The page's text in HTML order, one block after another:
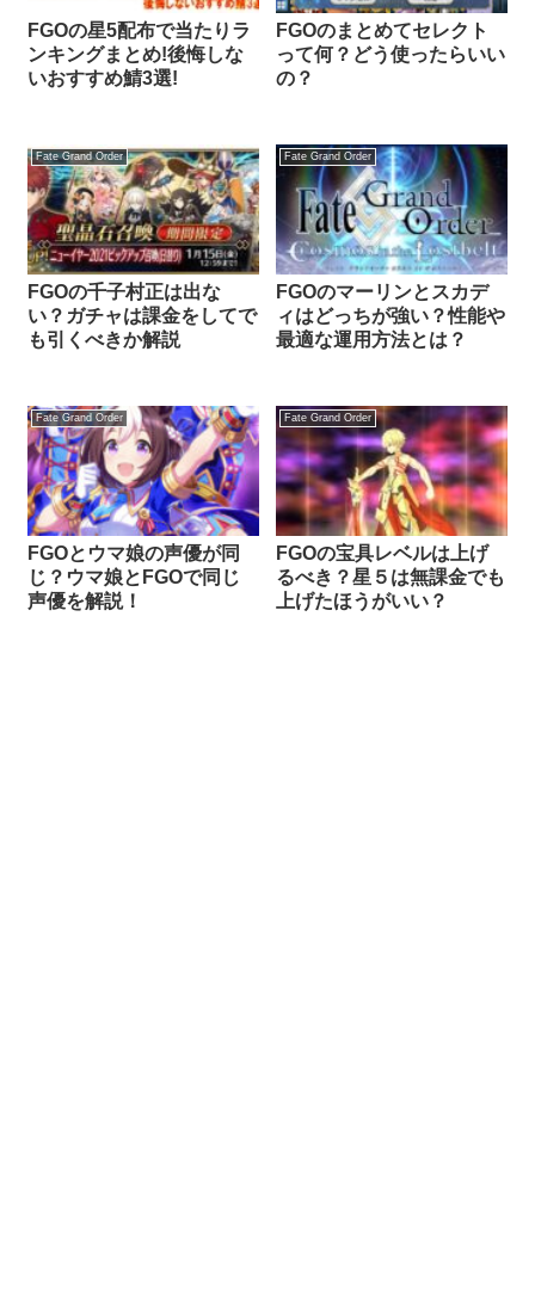
FGOの星5配布で当たりラ
ンキングまとめ!後悔しな
いおすすめ鯖3選!
FGOのまとめてセレクト
って何？どう使ったらいい
の？
Fate Grand Order
FGOの千子村正は出な
い？ガチャは課金をしてで
も引くべきか解説
Fate Grand Order
FGOのマーリンとスカデ
ィはどっちが強い？性能や
最適な運用方法とは？
Fate Grand Order
FGOとウマ娘の声優が同
じ？ウマ娘とFGOで同じ
声優を解説！
Fate Grand Order
FGOの宝具レベルは上げ
るべき？星５は無課金でも
上げたほうがいい？